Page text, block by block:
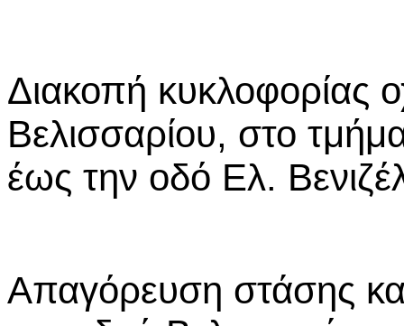
Διακοπή κυκλοφορίας
Βελισσαρίου, στο
έως την οδό Ελ.
Απαγόρευση στάσης